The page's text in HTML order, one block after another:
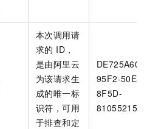
本次调用请
求的 ID，
是由阿里云
为该请求生
成的唯一标
识符，可用
于排查和定
DE725A60-
95F2-50E8-
8F5D-